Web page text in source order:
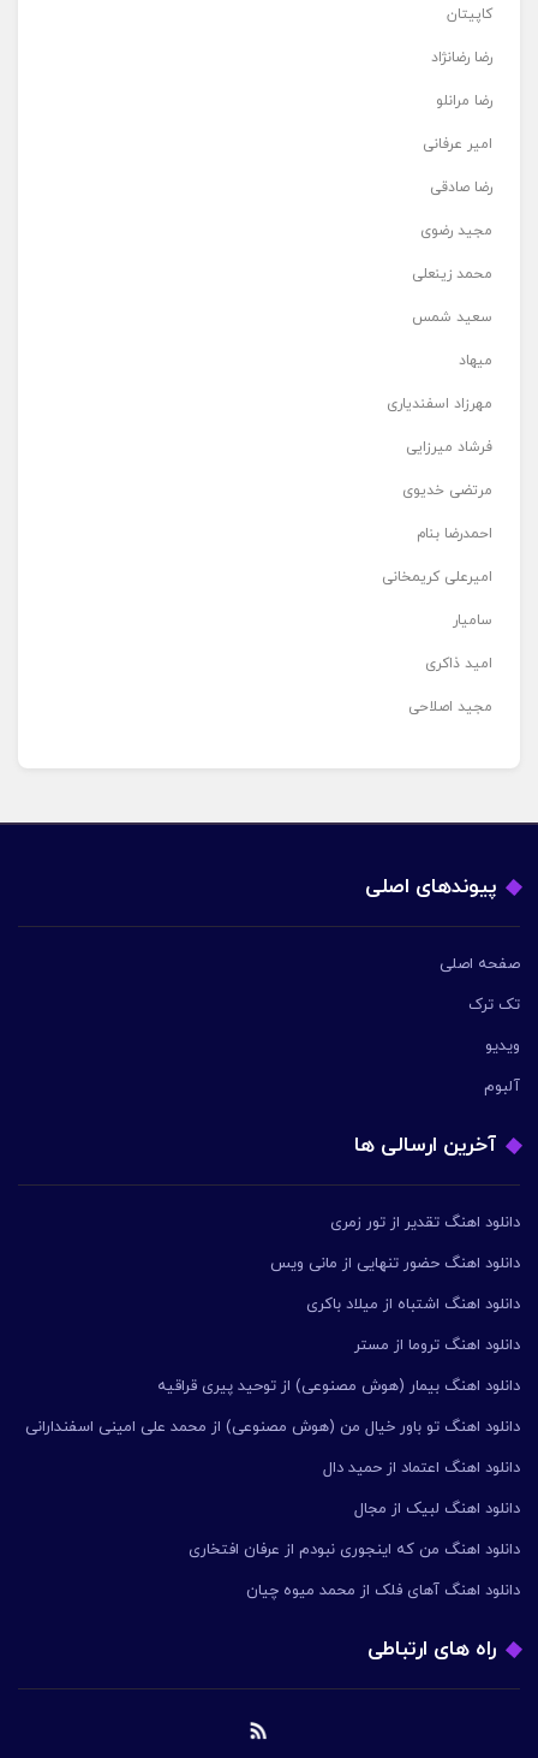
کاپیتان
رضا رضانژاد
رضا مرانلو
امیر عرفانی
رضا صادقی
مجید رضوی
محمد زینعلی
سعید شمس
میهاد
مهرزاد اسفندیاری
فرشاد میرزایی
مرتضی خدیوی
احمدرضا بنام
امیرعلی کریمخانی
سامیار
امید ذاکری
مجید اصلاحی
پیوندهای اصلی
صفحه اصلی
تک ترک
ویدیو
آلبوم
آخرین ارسالی ها
دانلود اهنگ تقدیر از تور زمری
دانلود اهنگ حضور تنهایی از مانی ویس
دانلود اهنگ اشتباه از میلاد باکری
دانلود اهنگ تروما از مستر
دانلود اهنگ بیمار (هوش مصنوعی) از توحید پیری قراقیه
دانلود اهنگ تو باور خیال من (هوش مصنوعی) از محمد علی امینی اسفندارانی
دانلود اهنگ اعتماد از حمید دال
دانلود اهنگ لبیک از مجال
دانلود اهنگ من که اینجوری نبودم از عرفان افتخاری
دانلود اهنگ آهای فلک از محمد میوه چیان
راه های ارتباطی